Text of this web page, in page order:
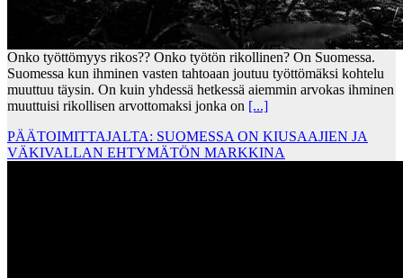
Onko työttömyys rikos?? Onko työtön rikollinen? On Suomessa.
Suomessa kun ihminen vasten tahtoaan joutuu työttömäksi kohtelu
muuttuu täysin. On kuin yhdessä hetkessä aiemmin arvokas ihminen
muuttuisi rikollisen arvottomaksi jonka on [...]
PÄÄTOIMITTAJALTA: SUOMESSA ON KIUSAAJIEN JA
VÄKIVALLAN EHTYMÄTÖN MARKKINA